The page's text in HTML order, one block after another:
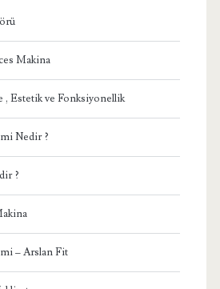
Makina
, Estetik ve Fonksiyonellik
Nedir ?
?
– Arslan Fit